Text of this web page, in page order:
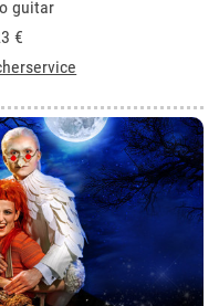
guitar
€